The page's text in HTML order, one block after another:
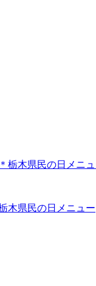
木県民の日メニュー